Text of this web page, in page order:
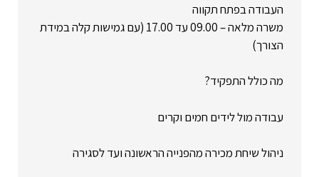
העבודה בפתח תקווה
משרה מלאה – 09.00 עד 17.00 (עם גמישות קלה במידת
הצורך)
מה כולל התפקיד?
עבודה מול לידים חמים וקרים
ניהול שיחת מכירה מהפנייה הראשונה ועד לסגירה